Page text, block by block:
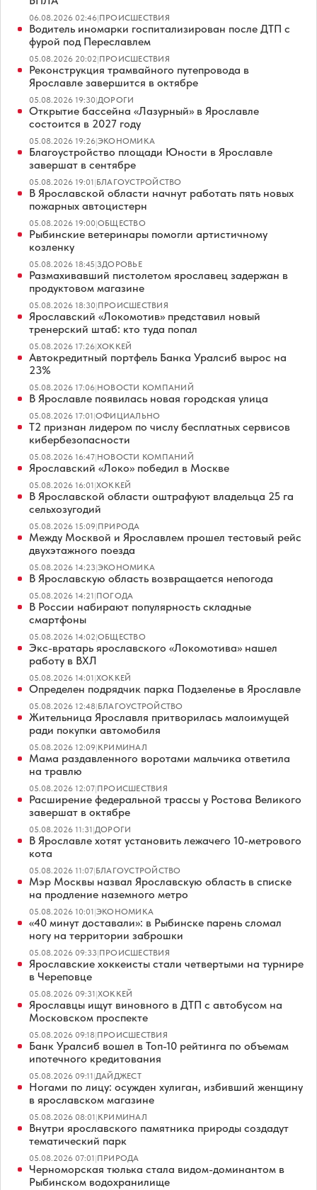
06.08.2026 02:46|ПРОИСШЕСТВИЯ
Водитель иномарки госпитализирован после ДТП с
фурой под Переславлем
05.08.2026 20:02|ПРОИСШЕСТВИЯ
Реконструкция трамвайного путепровода в
Ярославле завершится в октябре
05.08.2026 19:30|ДОРОГИ
Открытие бассейна «Лазурный» в Ярославле
состоится в 2027 году
05.08.2026 19:26|ЭКОНОМИКА
Благоустройство площади Юности в Ярославле
завершат в сентябре
05.08.2026 19:01|БЛАГОУСТРОЙСТВО
В Ярославской области начнут работать пять новых
пожарных автоцистерн
05.08.2026 19:00|ОБЩЕСТВО
Рыбинские ветеринары помогли артистичному
козленку
05.08.2026 18:45|ЗДОРОВЬЕ
Размахивавший пистолетом ярославец задержан в
продуктовом магазине
05.08.2026 18:30|ПРОИСШЕСТВИЯ
Ярославский «Локомотив» представил новый
тренерский штаб: кто туда попал
05.08.2026 17:26|ХОККЕЙ
Автокредитный портфель Банка Уралсиб вырос на
23%
05.08.2026 17:06|НОВОСТИ КОМПАНИЙ
В Ярославле появилась новая городская улица
05.08.2026 17:01|ОФИЦИАЛЬНО
Т2 признан лидером по числу бесплатных сервисов
кибербезопасности
05.08.2026 16:47|НОВОСТИ КОМПАНИЙ
Ярославский «Локо» победил в Москве
05.08.2026 16:01|ХОККЕЙ
В Ярославской области оштрафуют владельца 25 га
сельхозугодий
05.08.2026 15:09|ПРИРОДА
Между Москвой и Ярославлем прошел тестовый рейс
двухэтажного поезда
05.08.2026 14:23|ЭКОНОМИКА
В Ярославскую область возвращается непогода
05.08.2026 14:21|ПОГОДА
В России набирают популярность складные
смартфоны
05.08.2026 14:02|ОБЩЕСТВО
Экс-вратарь ярославского «Локомотива» нашел
работу в ВХЛ
05.08.2026 14:01|ХОККЕЙ
Определен подрядчик парка Подзеленье в Ярославле
05.08.2026 12:48|БЛАГОУСТРОЙСТВО
Жительница Ярославля притворилась малоимущей
ради покупки автомобиля
05.08.2026 12:09|КРИМИНАЛ
Мама раздавленного воротами мальчика ответила
на травлю
05.08.2026 12:07|ПРОИСШЕСТВИЯ
Расширение федеральной трассы у Ростова Великого
завершат в октябре
05.08.2026 11:31|ДОРОГИ
В Ярославле хотят установить лежачего 10-метрового
кота
05.08.2026 11:07|БЛАГОУСТРОЙСТВО
Мэр Москвы назвал Ярославскую область в списке
на продление наземного метро
05.08.2026 10:01|ЭКОНОМИКА
«40 минут доставали»: в Рыбинске парень сломал
ногу на территории заброшки
05.08.2026 09:33|ПРОИСШЕСТВИЯ
Ярославские хоккеисты стали четвертыми на турнире
в Череповце
05.08.2026 09:31|ХОККЕЙ
Ярославцы ищут виновного в ДТП с автобусом на
Московском проспекте
05.08.2026 09:18|ПРОИСШЕСТВИЯ
Банк Уралсиб вошел в Топ-10 рейтинга по объемам
ипотечного кредитования
05.08.2026 09:11|ДАЙДЖЕСТ
Ногами по лицу: осужден хулиган, избивший женщину
в ярославском магазине
05.08.2026 08:01|КРИМИНАЛ
Внутри ярославского памятника природы создадут
тематический парк
05.08.2026 07:01|ПРИРОДА
Черноморская тюлька стала видом-доминантом в
Рыбинском водохранилище